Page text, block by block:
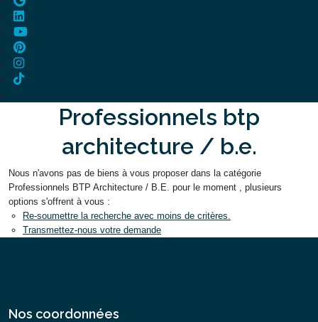
Professionnels btp
architecture / b.e.
Nous n'avons pas de biens à vous proposer dans la catégorie
Professionnels BTP Architecture / B.E. pour le moment , plusieurs
options s'offrent à vous :
Re-soumettre la recherche avec moins de critères.
Transmettez-nous votre demande
Nos coordonnées